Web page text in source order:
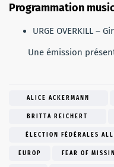
Programmation
URGE OVERKILL –
Une émission
ALICE ACKERMANN
BRITTA REICHERT
ÉLECTION FÉDÉRALES
EUROP FEAR OF